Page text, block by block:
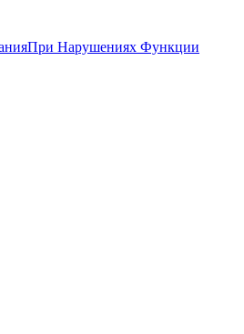
При Нарушениях Функции